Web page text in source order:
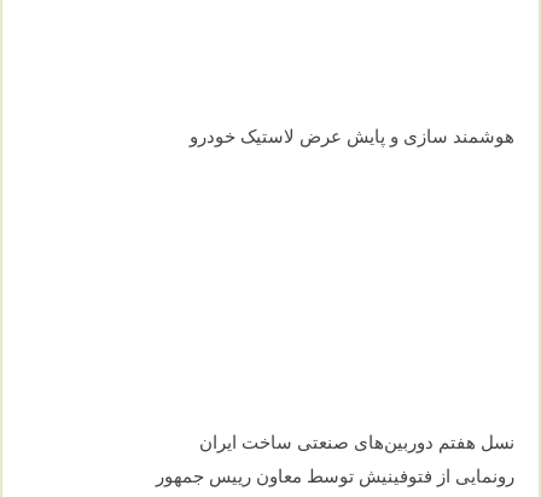
هوشمند سازی و پایش عرض لاستیک خودرو
نسل هفتم دوربین‌های صنعتی ساخت ایران
رونمایی از فتوفینیش توسط معاون رییس جمهور